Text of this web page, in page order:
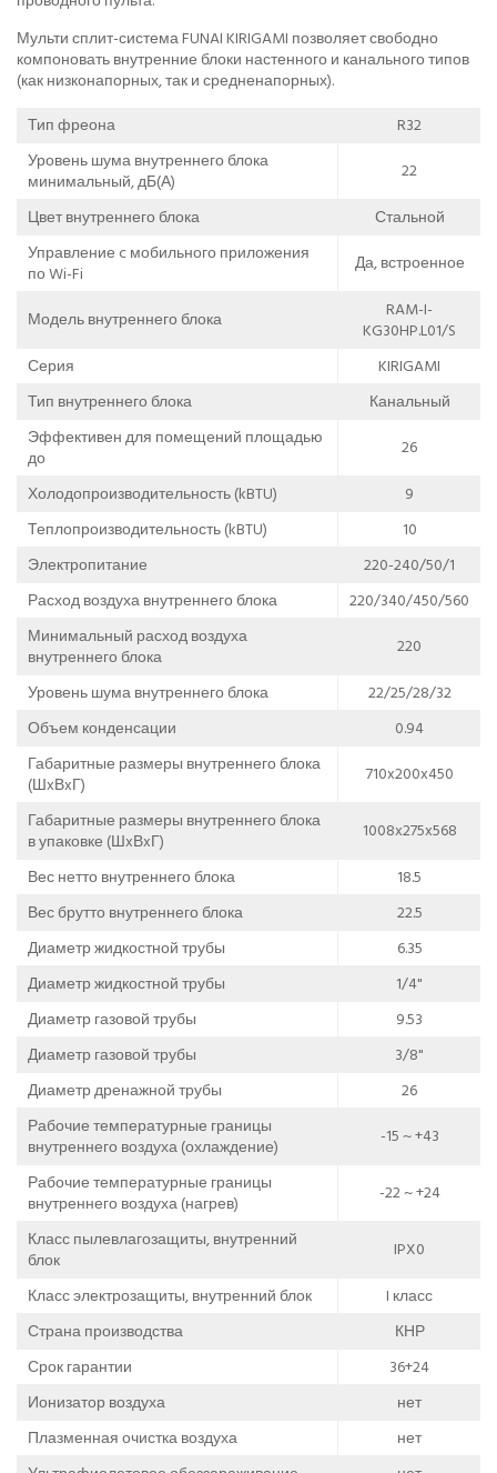
Мульти сплит-система FUNAI KIRIGAMI позволяет свободно
компоновать внутренние блоки настенного и канального типов
(как низконапорных, так и средненапорных).
Тип фреона
R32
Уровень шума внутреннего блока
минимальный, дБ(А)
22
Цвет внутреннего блока
Стальной
Управление c мобильного приложения
по Wi-Fi
Да, встроенное
Модель внутреннего блока
RAM-I-
KG30HP.L01/S
Серия
KIRIGAMI
Тип внутреннего блока
Канальный
Эффективен для помещений площадью
до
26
Холодопроизводительность (kBTU)
9
Теплопроизводительность (kBTU)
10
Электропитание
220-240/50/1
Расход воздуха внутреннего блока
220/340/450/560
Минимальный расход воздуха
внутреннего блока
220
Уровень шума внутреннего блока
22/25/28/32
Объем конденсации
0.94
Габаритные размеры внутреннего блока
(ШxВxГ)
710x200x450
Габаритные размеры внутреннего блока
в упаковке (ШxВxГ)
1008x275x568
Вес нетто внутреннего блока
18.5
Вес брутто внутреннего блока
22.5
Диаметр жидкостной трубы
6.35
Диаметр жидкостной трубы
1/4"
Диаметр газовой трубы
9.53
Диаметр газовой трубы
3/8"
Диаметр дренажной трубы
26
Рабочие температурные границы
внутреннего воздуха (охлаждение)
-15 ~ +43
Рабочие температурные границы
внутреннего воздуха (нагрев)
-22 ~ +24
Класс пылевлагозащиты, внутренний
блок
IPX0
Класс электрозащиты, внутренний блок
I класс
Страна производства
КНР
Срок гарантии
36+24
Ионизатор воздуха
нет
Плазменная очистка воздуха
нет